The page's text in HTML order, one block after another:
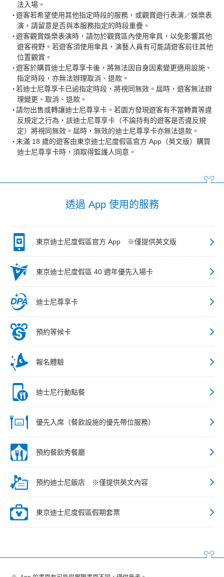
法入場。
遊客若希望使用其他指定時段的服務，或觀賞遊行表演／娛樂表
演，請留意是否與本服務指定的時段重疊。
遊客觀賞娛樂表演時，請勿於觀賞區內使用傘具，以免影響其他
遊客視野。若遊客須使用傘具，演藝人員有可能請遊客前往其他
位置觀賞。
遊客於購買迪士尼尊享卡後，將無法因自身因素變更適用設施、
指定時段，亦無法辦理取消、退款。
若迪士尼尊享卡已逾指定時段，將視同無效。屆時，遊客無法辦
理變更、取消、退款。
請勿出售或轉讓迪士尼尊享卡。若園方發現遊客有不當轉賣等違
反規定之行為，該迪士尼尊享卡（不論持有的遊客是否違反規
定）將視同無效。屆時，無效的迪士尼尊享卡亦無法退款。
未滿 18 歲的遊客由東京迪士尼度假區官方 App（英文版）購買
迪士尼尊享卡時，須取得監護人同意。
透過 App 使用的服務
東京迪士尼度假區官方 App ※僅提供英文版
東京迪士尼度假區 40 週年優先入場卡
迪士尼尊享卡
預約等候卡
報名體驗
迪士尼行動點餐
優先入席（餐飲設施的優先帶位服務）
預約餐飲秀餐廳
預約迪士尼飯店 ※僅提供英文內容
東京迪士尼度假區假期套票